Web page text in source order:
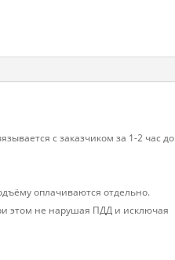
с заказчиком за 1-2 час до
оплачиваются отдельно.
этом не нарушая ПДД и исключая